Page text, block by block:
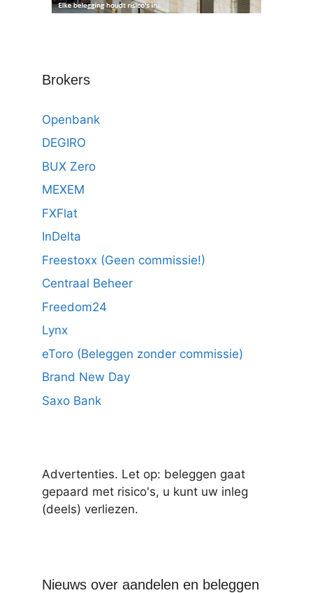
Brokers
Openbank
DEGIRO
BUX Zero
MEXEM
FXFlat
InDelta
Freestoxx (Geen commissie!)
Centraal Beheer
Freedom24
Lynx
eToro (Beleggen zonder commissie)
Brand New Day
Saxo Bank
Advertenties. Let op: beleggen gaat
gepaard met risico's, u kunt uw inleg
(deels) verliezen.
Nieuws over aandelen en beleggen